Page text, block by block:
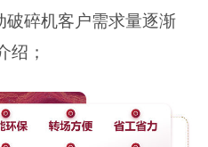
碎机客户需求量逐渐
绍；